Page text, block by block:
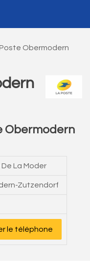
Obermodern
Obermodern
De La Moder
Zutzendorf
le téléphone